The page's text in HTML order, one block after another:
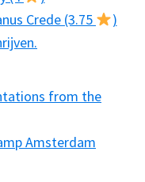
Crede (3.75
)
from the
Amsterdam